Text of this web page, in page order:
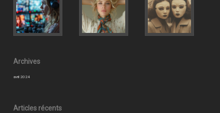
Archives
avril 2024
Articles récents